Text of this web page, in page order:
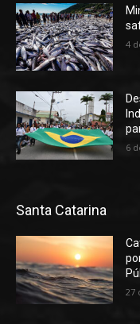
4
6
Santa Catarina
27